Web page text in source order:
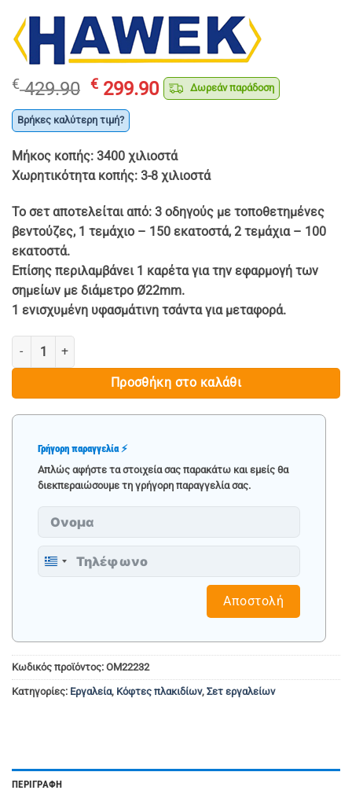
€429.90 Original
price
was:
€ 299.90Η
τρέχουσα
€ 299.90.
Δωρεάν παράδοση
Βρήκες καλύτερη τιμή?
Μήκος κοπής: 3400 χιλιοστά
Χωρητικότητα κοπής: 3-8 χιλιοστά
Το σετ αποτελείται από: 3 οδηγούς με τοποθετημένες
βεντούζες, 1 τεμάχιο – 150 εκατοστά, 2 τεμάχια – 100
εκατοστά.
Επίσης περιλαμβάνει 1 καρέτα για την εφαρμογή των
σημείων με διάμετρο Ø22mm.
1 ενισχυμένη υφασμάτινη τσάντα για μεταφορά.
ΣΥΣΤΗΜΑ ΚΟΠΗΣ ΜΕΓΑΛΩΝ ΠΛΑΚΙΔΙΩΝ 340cm - HAWEK ποσότητα
Προσθήκη στο καλάθι
Γρήγορη παραγγελία ⚡
Απλώς αφήστε τα στοιχεία σας παρακάτω και εμείς θα
διεκπεραιώσουμε τη γρήγορη παραγγελία σας.
Greece
Αποστολή
Κωδικός προϊόντος: OM22232
Κατηγορίες: Εργαλεία, Κόφτες πλακιδίων, Σετ εργαλείων
ΠΕΡΙΓΡΑΦΉ